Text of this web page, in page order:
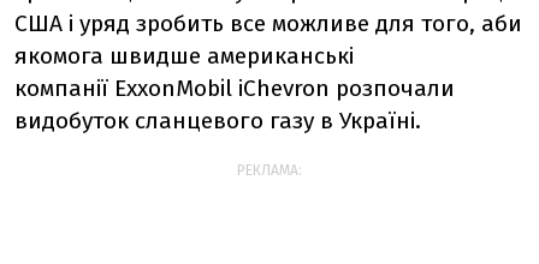
США і уряд зробить все можливе для того, аби
якомога швидше американські
компанії ExxonMobil іChevron розпочали
видобуток сланцевого газу в Україні.
РЕКЛАМА: